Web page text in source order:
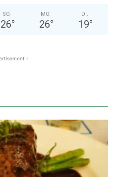
SO.
26°
MO.
26°
DI.
19°
-